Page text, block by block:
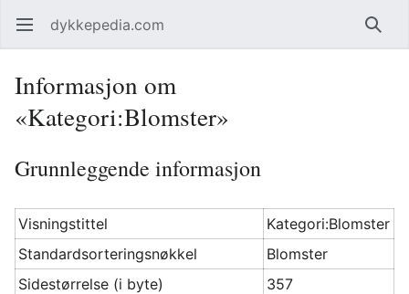
Åpne hovedmenyen dykkepedia.com Søk
Informasjon om
«Kategori:Blomster»
Grunnleggende informasjon
Visningstittel
Kategori:Blomster
Standardsorteringsnøkkel
Blomster
Sidestørrelse (i byte)
357